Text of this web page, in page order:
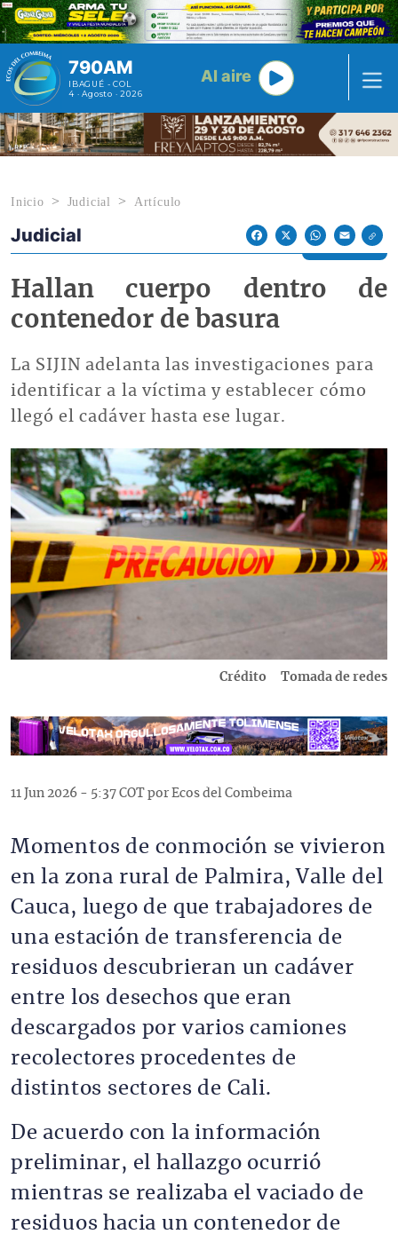
Pasar al contenido principal
790AM
IBAGUÉ - COL
4 · Agosto · 2026
Al aire
Inicio Judicial Artículo
Econoticias y Eventos
Judicial
FacebookX WhatsAppEmail
Hallan cuerpo dentro de
contenedor de basura
La SIJIN adelanta las investigaciones para
identificar a la víctima y establecer cómo
llegó el cadáver hasta ese lugar.
Imagen
Crédito Tomada de redes
11 Jun 2026 - 5:37 COT por Ecos del Combeima
Momentos de conmoción se vivieron
en la zona rural de Palmira, Valle del
Cauca, luego de que trabajadores de
una estación de transferencia de
residuos descubrieran un cadáver
entre los desechos que eran
descargados por varios camiones
recolectores procedentes de
distintos sectores de Cali.
De acuerdo con la información
preliminar, el hallazgo ocurrió
mientras se realizaba el vaciado de
residuos hacia un contenedor de